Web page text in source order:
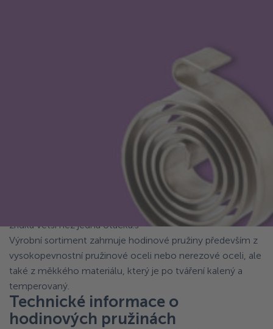
dnes nejpoužívanějším typem. Jsou vyrobeny z pásového
materiálu nebo plochého válcovaného drátu, který je
tvarován do plochého spirálového tvaru. Hodinové pružiny
jsou ideální pro instalace, které jsou axiálně omezené, ale s
Přirozená tendence hodinových pružin k rozpínání uděluje
moment buď hřídeli nebo pouzdru, a vytváří použitelný
točivý moment. Generovaný krouticí moment je
kumulativní, takže síla se zvyšuje, když je pružina navíjena
těsněji, a klesá, když se odvíjí. Jsou velice podobné se
spirálovými pružinami, ale mají provozní rozsah, který je
zřídka větší než jedna otáčka.s
Výrobní sortiment zahrnuje hodinové pružiny především z
vysokopevnostní pružinové oceli nebo nerezové oceli, ale
také z měkkého materiálu, který je po tváření kalený a
temperovaný.
Technické informace o
hodinových pružinách